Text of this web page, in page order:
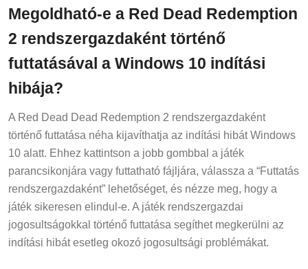
Megoldható-e a Red Dead Redemption
2 rendszergazdaként történő
futtatásával a Windows 10 indítási
hibája?
A Red Dead Dead Redemption 2 rendszergazdaként
történő futtatása néha kijavíthatja az indítási hibát Windows
10 alatt. Ehhez kattintson a jobb gombbal a játék
parancsikonjára vagy futtatható fájljára, válassza a “Futtatás
rendszergazdaként” lehetőséget, és nézze meg, hogy a
játék sikeresen elindul-e. A játék rendszergazdai
jogosultságokkal történő futtatása segíthet megkerülni az
indítási hibát esetleg okozó jogosultsági problémákat.